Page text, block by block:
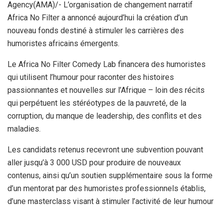
Agency(AMA)/- L’organisation de changement narratif
Africa No Filter a annoncé aujourd’hui la création d’un
nouveau fonds destiné à stimuler les carrières des
humoristes africains émergents.
Le Africa No Filter Comedy Lab financera des humoristes
qui utilisent l’humour pour raconter des histoires
passionnantes et nouvelles sur l’Afrique – loin des récits
qui perpétuent les stéréotypes de la pauvreté, de la
corruption, du manque de leadership, des conflits et des
maladies.
Les candidats retenus recevront une subvention pouvant
aller jusqu’à 3 000 USD pour produire de nouveaux
contenus, ainsi qu’un soutien supplémentaire sous la forme
d’un mentorat par des humoristes professionnels établis,
d’une masterclass visant à stimuler l’activité de leur humour